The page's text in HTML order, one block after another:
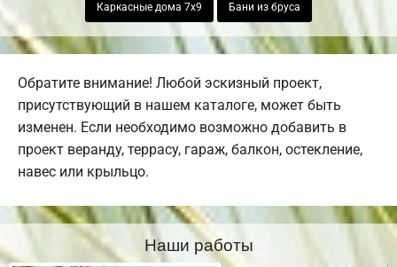
Каркасные дома 7х9 Бани из бруса
Обратите внимание! Любой эскизный проект,
присутствующий в нашем каталоге, может быть
изменен. Если необходимо возможно добавить в
проект веранду, террасу, гараж, балкон, остекление,
навес или крыльцо.
Наши работы